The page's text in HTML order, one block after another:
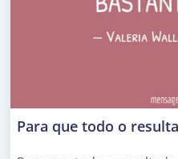
Para que todo o